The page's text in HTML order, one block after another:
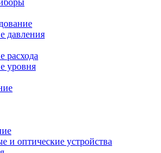
давления
расхода
уровня
и оптические устройства